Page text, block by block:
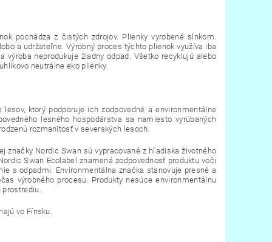
pochádza z čistých zdrojov. Plienky vyrobené slnkom.
a udržateľne. Výrobný proces týchto plienok využíva iba
neprodukuje žiadny odpad. Všetko recyklujú alebo
neutrálne eko plienky.
ktorý podporuje ich zodpovedné a environmentálne
lesného hospodárstva sa namiesto vyrúbaných
rozmanitosť v severských lesoch.
značky Nordic Swan sú vypracované z hľadiska životného
Swan Ecolabel znamená zodpovednosť produktu voči
s odpadmi. Environmentálna značka stanovuje presné a
výrobného procesu. Produkty nesúce environmentálnu
prostrediu.
vo Fínsku.